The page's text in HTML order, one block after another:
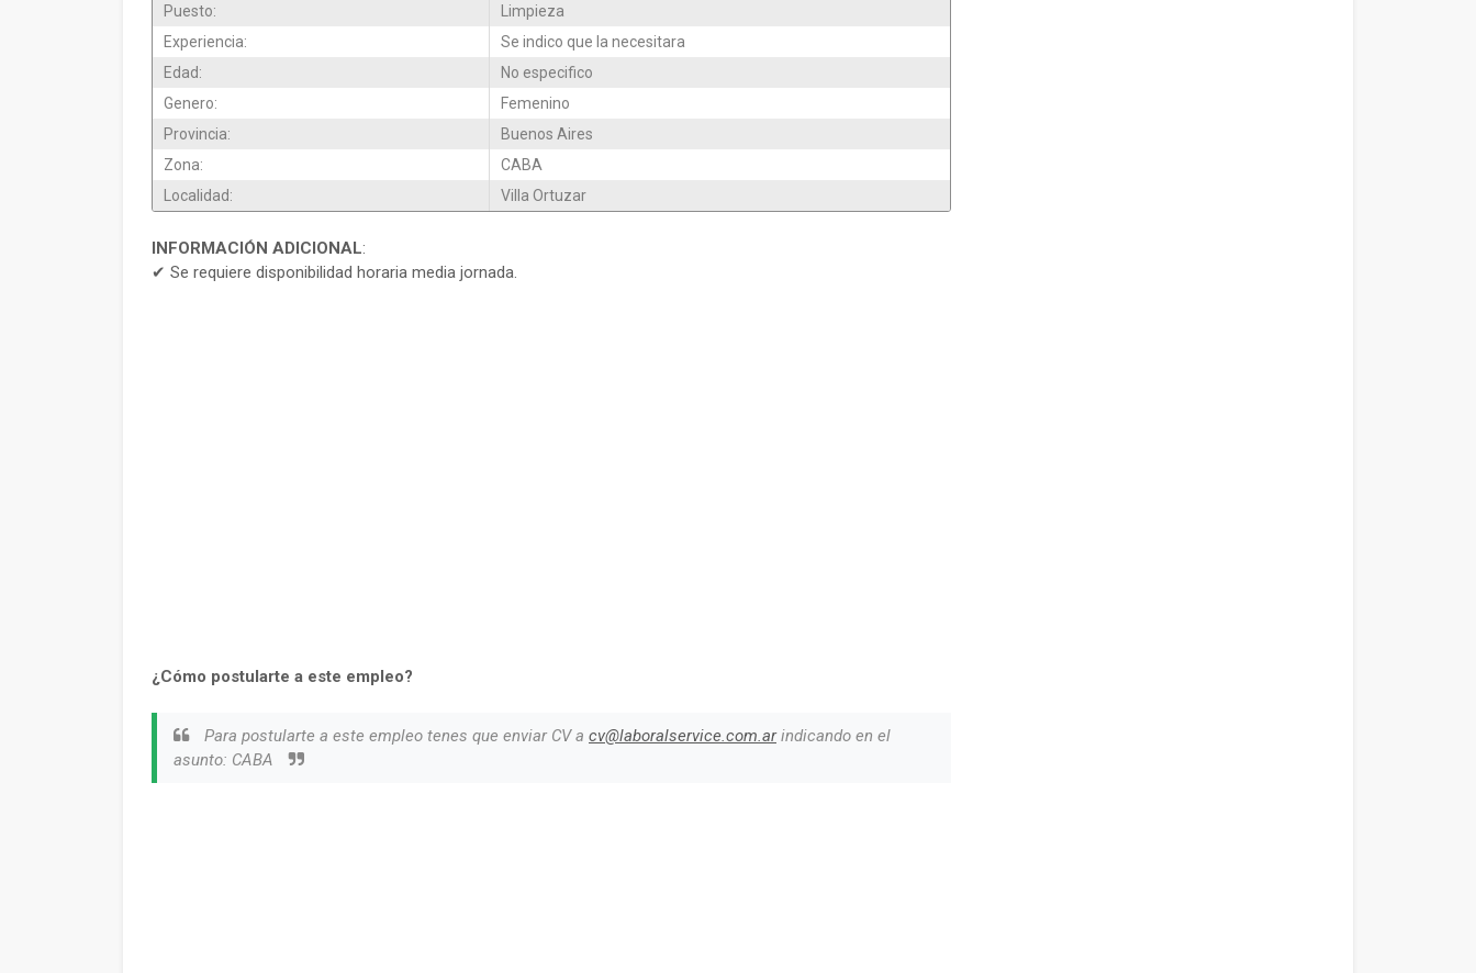
Puesto:
Limpieza
Experiencia:
Se indico que la necesitara
Edad:
No especifico
Genero:
Femenino
Provincia:
Buenos Aires
Zona:
CABA
Localidad:
Villa Ortuzar
INFORMACIÓN ADICIONAL:
✔ Se requiere disponibilidad horaria media jornada.
¿Cómo postularte a este empleo?
Para postularte a este empleo tenes que enviar CV a cv@laboralservice.com.arindicando en el
asunto: CABA